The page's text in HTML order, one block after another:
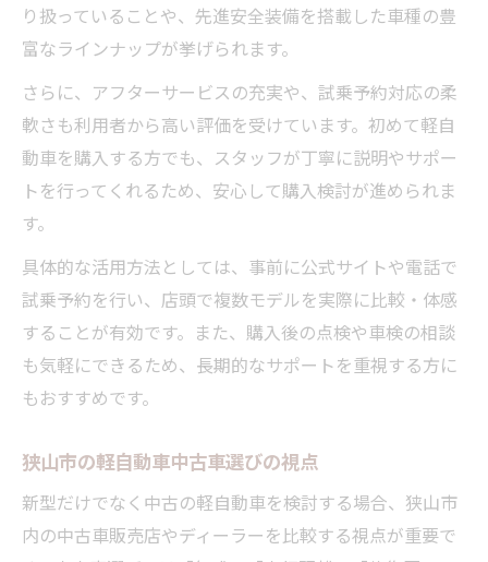
り扱っていることや、先進安全装備を搭載した車種の豊
富なラインナップが挙げられます。
さらに、アフターサービスの充実や、試乗予約対応の柔
軟さも利用者から高い評価を受けています。初めて軽自
動車を購入する方でも、スタッフが丁寧に説明やサポー
トを行ってくれるため、安心して購入検討が進められま
す。
具体的な活用方法としては、事前に公式サイトや電話で
試乗予約を行い、店頭で複数モデルを実際に比較・体感
することが有効です。また、購入後の点検や車検の相談
も気軽にできるため、長期的なサポートを重視する方に
もおすすめです。
狭山市の軽自動車中古車選びの視点
新型だけでなく中古の軽自動車を検討する場合、狭山市
内の中古車販売店やディーラーを比較する視点が重要で